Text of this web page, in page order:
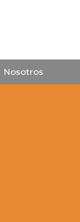
Nosotros